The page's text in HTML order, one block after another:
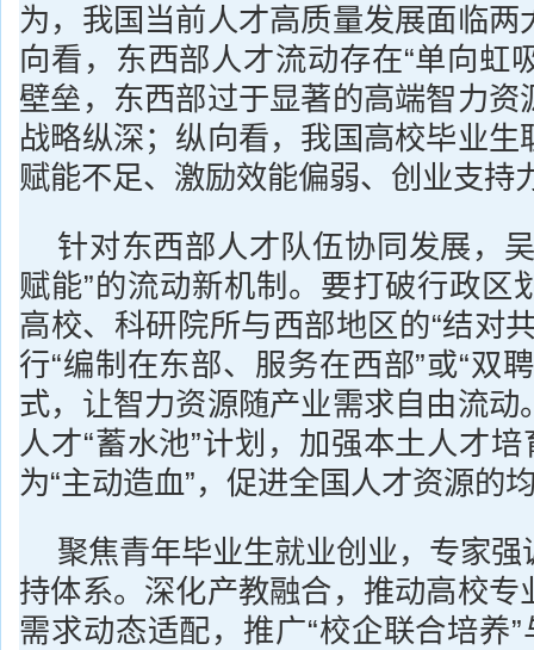
为，我国当前人才高质量发展面临两
向看，东西部人才流动存在“单向虹
壁垒，东西部过于显著的高端智力资
战略纵深；纵向看，我国高校毕业生
赋能不足、激励效能偏弱、创业支持
针对东西部人才队伍协同发展，
赋能”的流动新机制。要打破行政区
高校、科研院所与西部地区的“结对
行“编制在东部、服务在西部”或“双
式，让智力资源随产业需求自由流动
人才“蓄水池”计划，加强本土人才培
为“主动造血”，促进全国人才资源的
聚焦青年毕业生就业创业，专家
持体系。深化产教融合，推动高校专
需求动态适配，推广“校企联合培养”